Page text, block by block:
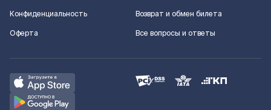
Конфиденциальность
Оферта
Возврат и обмен билета
Все вопросы и ответы